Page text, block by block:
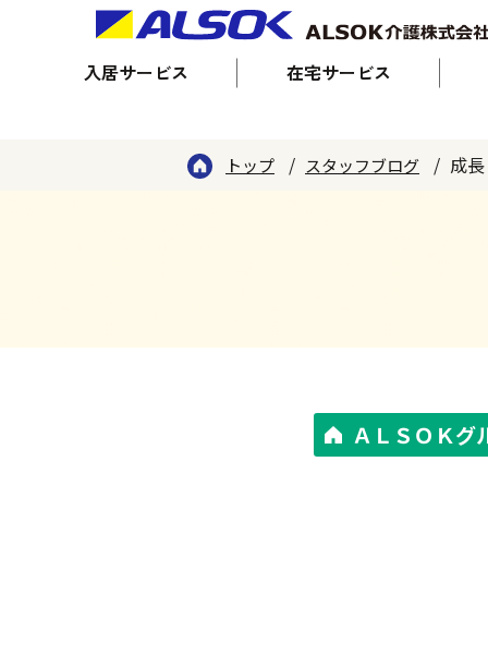
入居サービス 在宅サービス
トップ スタッフブログ 成
ＡＬＳＯＫグ